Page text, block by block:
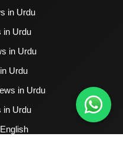
in Urdu
in Urdu
in Urdu
Urdu
in Urdu
in Urdu